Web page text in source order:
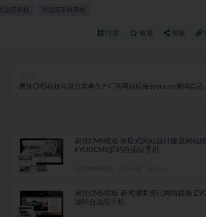
自适应手机 自适应手机网站
打赏 收藏 海报
易优CMS模板垃圾分类亭生产厂商网站模板eyoucms源码自适
易优CMS模板 响应式网站设计建设网站
EYOUCMS源码自适应手机
易优CMS模板 新闻博客资讯网站模板
源码自适应手机